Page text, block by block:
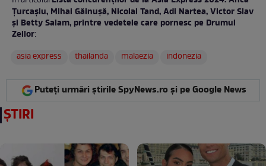
Țurcașiu, Mihai Găinușă, Nicolai Tand, Adi Nartea, Victor Slav
și Betty Salam, printre vedetele care pornesc pe Drumul
Zeilor:
asia express
thailanda malaezia indonezia
Puteți urmări știrile SpyNews.ro și pe Google News
ȘTIRI